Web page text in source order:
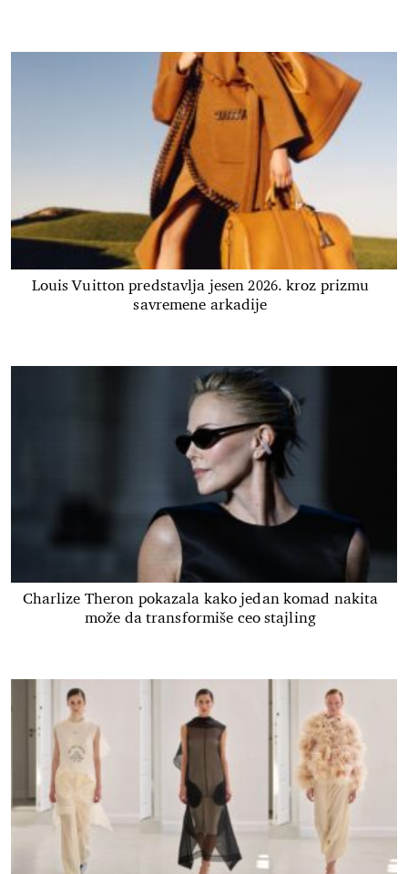
Louis Vuitton predstavlja jesen 2026. kroz prizmu
savremene arkadije
Charlize Theron pokazala kako jedan komad nakita
može da transformiše ceo stajling